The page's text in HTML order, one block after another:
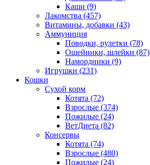
Каши (9)
Лакомства (457)
Витамины, добавки (43)
Аммуниция
Поводки, рулетки (78)
Ошейники, шлейки (87)
Намордники (9)
Игрушки (231)
Кошки
Сухой корм
Котята (72)
Взрослые (374)
Пожилые (24)
ВетДиета (82)
Консервы
Котята (74)
Взрослые (480)
Пожилые (24)